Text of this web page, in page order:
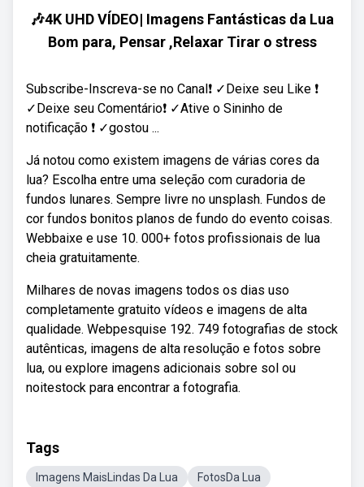
🎶4K UHD VÍDEO| Imagens Fantásticas da Lua
Bom para, Pensar ,Relaxar Tirar o stress
Subscribe-Inscreva-se no Canal❗ ✓Deixe seu Like ❗
✓Deixe seu Comentário❗ ✓Ative o Sininho de
notificação ❗ ✓gostou ...
Já notou como existem imagens de várias cores da
lua? Escolha entre uma seleção com curadoria de
fundos lunares. Sempre livre no unsplash. Fundos de
cor fundos bonitos planos de fundo do evento coisas.
Webbaixe e use 10. 000+ fotos profissionais de lua
cheia gratuitamente.
Milhares de novas imagens todos os dias uso
completamente gratuito vídeos e imagens de alta
qualidade. Webpesquise 192. 749 fotografias de stock
autênticas, imagens de alta resolução e fotos sobre
lua, ou explore imagens adicionais sobre sol ou
noitestock para encontrar a fotografia.
Tags
Imagens MaisLindas Da Lua
FotosDa Lua